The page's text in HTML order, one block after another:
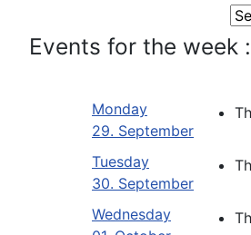
Events for the week :
Monday
29. September
Tuesday
30. September
Wednesday